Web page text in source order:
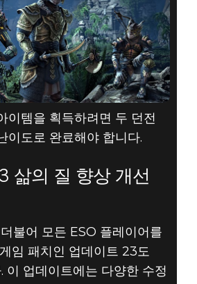
이템을 획득하려면 두 던전
이도로 완료해야 합니다.
삶의 질 향상 개선
불어 모든 ESO 플레이어를
임 패치인 업데이트 23도
이 업데이트에는 다양한 수정